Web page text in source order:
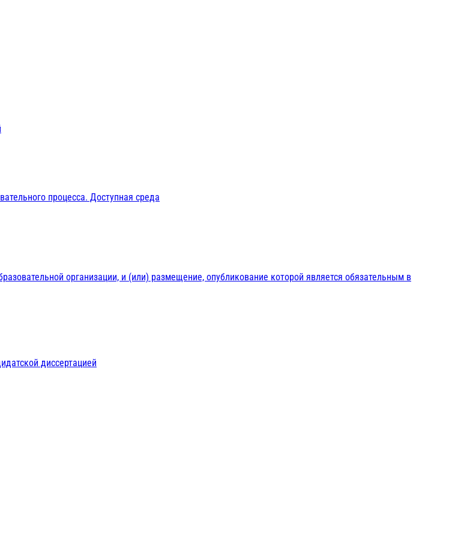
процесса. Доступная среда
организации, и (или) размещение, опубликование которой является обязательным в
диссертацией